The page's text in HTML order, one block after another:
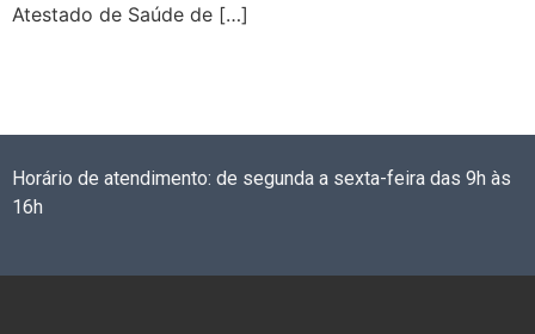
Atestado de Saúde de […]
Horário de atendimento: de segunda a sexta-feira das 9h às
16h